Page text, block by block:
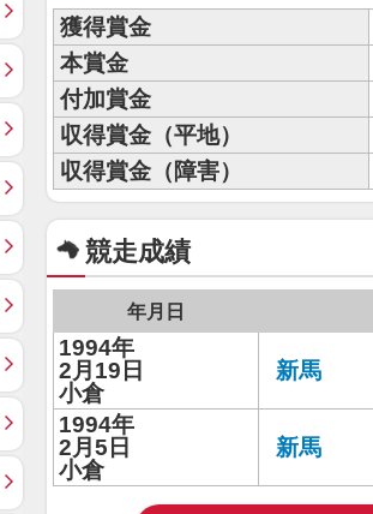
獲得賞金
本賞金
付加賞金
収得賞金（平地）
収得賞金（障害）
競走成績
年月日
1994年
2月19日
小倉
新馬
1994年
2月5日
小倉
新馬